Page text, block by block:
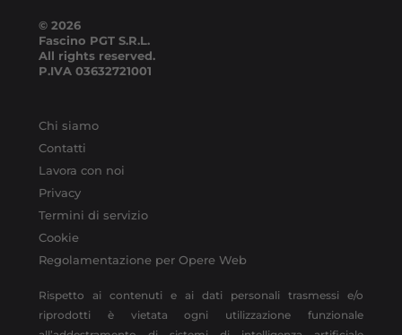
© 2026
Fascino PGT S.R.L.
All rights reserved.
P.IVA 03632721001
Chi siamo
Contatti
Lavora con noi
Privacy
Termini di servizio
Cookie
Regolamentazione per Opere Web
Rispetto ai contenuti e ai dati personali trasmessi e/o
riprodotti è vietata ogni utilizzazione funzionale